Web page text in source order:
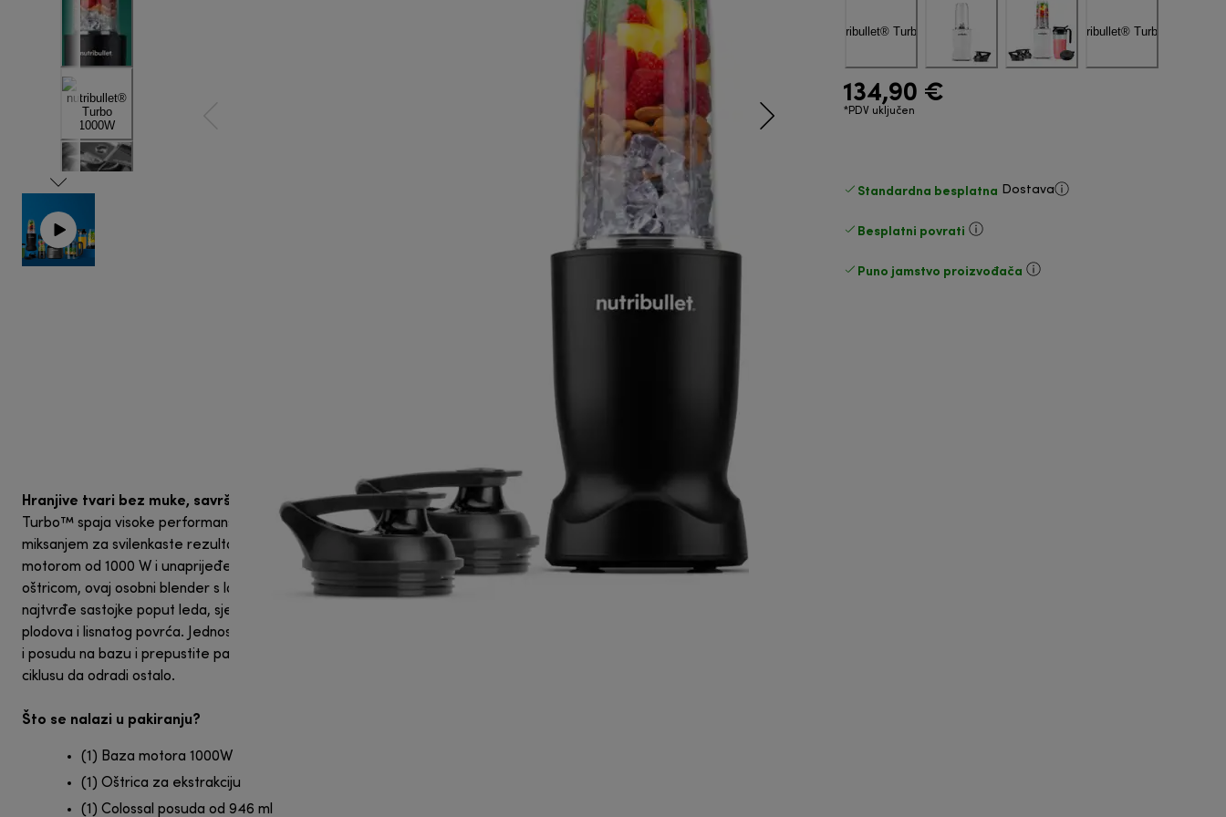
134,90 €
*PDV uključen
Standardna besplatna Dostava
Besplatni povrati
Puno jamstvo proizvođača
Hranjive tvari bez muke, savršeno glatko.nutribullet
Turbo™ spaja visoke performanse s automatskim
miksanjem za svilenkaste rezultate, svaki put. S
motorom od 1000 W i unaprijeđenom Rapid Extractor
oštricom, ovaj osobni blender s lakoćom obrađuje i
najtvrđe sastojke poput leda, sjemenki, orašastih
plodova i lisnatog povrća. Jednostavno pričvrstite oštricu
i posudu na bazu i prepustite pametnom automatskom
ciklusu da odradi ostalo.
Što se nalazi u pakiranju?
(1) Baza motora 1000W
(1) Oštrica za ekstrakciju
(1) Colossal posuda od 946 ml